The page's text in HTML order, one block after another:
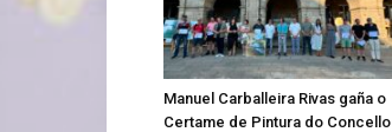
Manuel Carballeira Rivas gaña o
Certame de Pintura do Concello